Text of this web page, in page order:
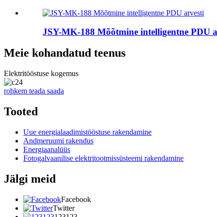
JSY-MK-188 Mõõtmine intelligentne PDU
Meie kohandatud teenus
Elektritööstuse kogemus
rohkem teada saada
Tooted
Uue energialaadimistööstuse rakendamine
Andmeruumi rakendus
Energiaanalüüs
Fotogalvaanilise elektritootmissüsteemi rakendamine
Jälgi meid
Facebook
Twitter